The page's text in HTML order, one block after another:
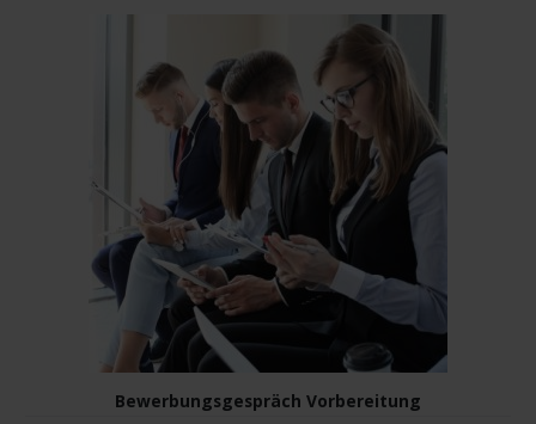
Bewerbungsgespräch Vorbereitung